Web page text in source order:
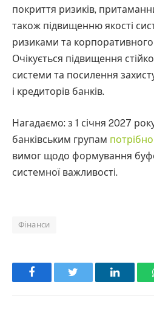
покриття ризиків,
також підвищенню якості
ризиками та корпоративного
Очікується підвищення
системи та посилення
і кредиторів банків.
Нагадаємо: з 1 січня 2027
банківським групам потрібно
вимог щодо формування
системної важливості.
Фінанси
Facebook